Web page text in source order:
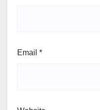
Email *